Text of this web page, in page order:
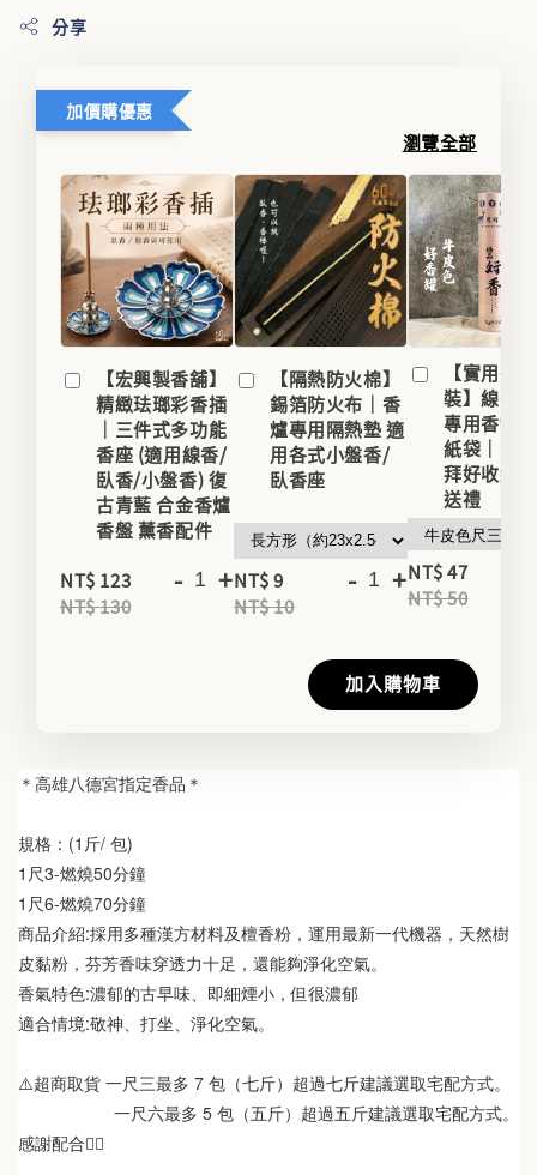
分享
加價購優惠
瀏覽全部
【宏興製香舖】
精緻珐瑯彩香插
｜三件式多功能
香座 (適用線香/
臥香/小盤香) 復
古青藍 合金香爐
香盤 薰香配件
NT$ 123
NT$ 130
- +
【隔熱防火棉】
錫箔防火布｜香
爐專用隔熱墊 適
用各式小盤香/
臥香座
NT$ 9
NT$ 10
- +
【實用香
裝】線香
專用香罐/
紙袋｜家
拜好收納
送禮
NT$ 47
NT$ 50
加入購物車
＊高雄八德宮指定香品＊
規格：(1斤/ 包)
1尺3-燃燒50分鐘
1尺6-燃燒70分鐘
商品介紹:採用多種漢方材料及檀香粉，運用最新一代機器，天然樹
皮黏粉，芬芳香味穿透力十足，還能夠淨化空氣。
香氣特色:濃郁的古早味、即細煙小，但很濃郁
適合情境:敬神、打坐、淨化空氣。
⚠️超商取貨 一尺三最多 7 包（七斤）超過七斤建議選取宅配方式。
一尺六最多 5 包（五斤）超過五斤建議選取宅配方式。
感謝配合🙋‍♀️